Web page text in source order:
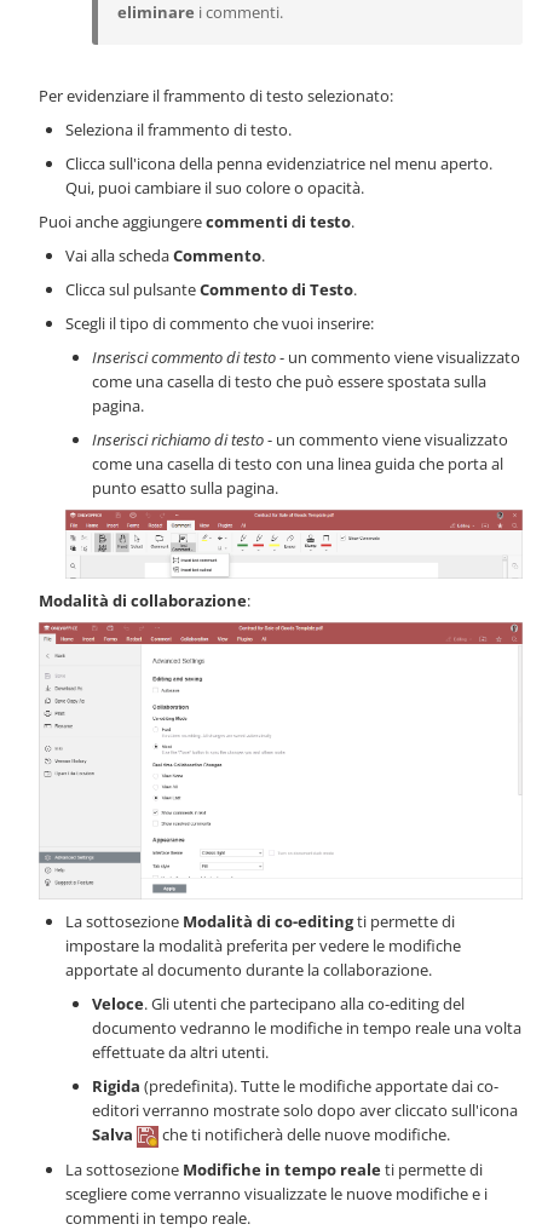
eliminare i commenti.
Per evidenziare il frammento di testo selezionato:
Seleziona il frammento di testo.
Clicca sull'icona della penna evidenziatrice nel menu aperto.
Qui, puoi cambiare il suo colore o opacità.
Puoi anche aggiungerecommenti di testo.
Vai alla schedaCommento.
Clicca sul pulsanteCommento di Testo.
Scegli il tipo di commento che vuoi inserire:
Inserisci commento di testo- un commento viene visualizzato
come una casella di testo che può essere spostata sulla
pagina.
Inserisci richiamo di testo- un commento viene visualizzato
come una casella di testo con una linea guida che porta al
punto esatto sulla pagina.
Modalità di collaborazione:
La sottosezione Modalità di co-editingti permette di
impostare la modalità preferita per vedere le modifiche
apportate al documento durante la collaborazione.
Veloce. Gli utenti che partecipano alla co-editing del
documento vedranno le modifiche in tempo reale una volta
effettuate da altri utenti.
Rigida (predefinita). Tutte le modifiche apportate dai co-
editori verranno mostrate solo dopo aver cliccato sull'icona
Salva
che ti notificherà delle nuove modifiche.
La sottosezione Modifiche in tempo realeti permette di
scegliere come verranno visualizzate le nuove modifiche e i
commenti in tempo reale.